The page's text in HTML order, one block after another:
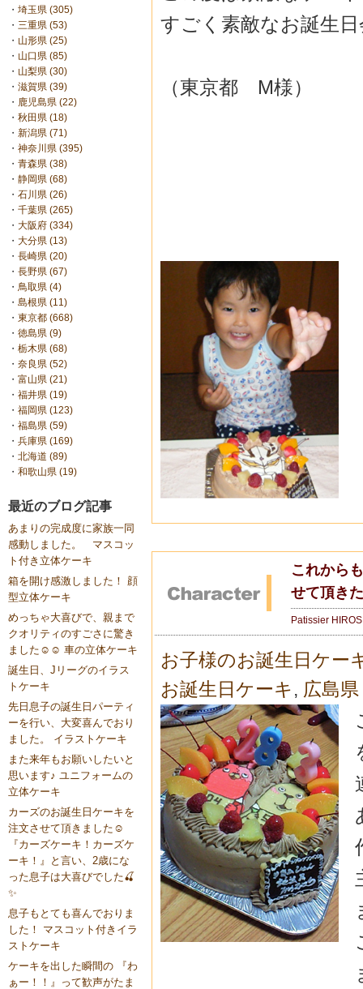
・ 埼玉県 (305)
・ 三重県 (53)
・ 山形県 (25)
・ 山口県 (85)
・ 山梨県 (30)
・ 滋賀県 (39)
・ 鹿児島県 (22)
・ 秋田県 (18)
・ 新潟県 (71)
・ 神奈川県 (395)
・ 青森県 (38)
・ 静岡県 (68)
・ 石川県 (26)
・ 千葉県 (265)
・ 大阪府 (334)
・ 大分県 (13)
・ 長崎県 (20)
・ 長野県 (67)
・ 鳥取県 (4)
・ 島根県 (11)
・ 東京都 (668)
・ 徳島県 (9)
・ 栃木県 (68)
・ 奈良県 (52)
・ 富山県 (21)
・ 福井県 (19)
・ 福岡県 (123)
・ 福島県 (59)
・ 兵庫県 (169)
・ 北海道 (89)
・ 和歌山県 (19)
最近のブログ記事
あまりの完成度に家族一同
感動しました。 マスコッ
ト付き立体ケーキ
箱を開け感激しました！ 顔
型立体ケーキ
めっちゃ大喜びで、親まで
クオリティのすごさに驚き
ました☺️☺️ 車の立体ケーキ
誕生日、Jリーグのイラス
トケーキ
先日息子の誕生日パーティ
ーを行い、大変喜んでおり
ました。 イラストケーキ
また来年もお願いしたいと
思います♪ ユニフォームの
立体ケーキ
カーズのお誕生日ケーキを
注文させて頂きました☺️
『カーズケーキ！カーズケ
ーキ！』と言い、2歳にな
った息子は大喜びでした🍒
✨
息子もとても喜んでおりま
した！ マスコット付きイラ
ストケーキ
ケーキを出した瞬間の 『わ
ぁー！！』って歓声がたま
すごく素敵なお誕生
（東京都 M様）
これから
せて頂き
Patissier
お子様のお誕生日ケー
お誕生日ケーキ , 広島県